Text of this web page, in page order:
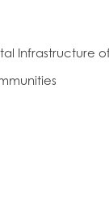
Infrastructure